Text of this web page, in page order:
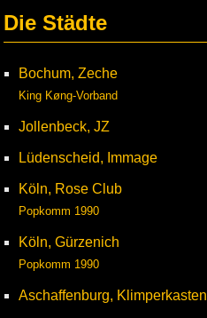
Die Städte
Bochum, Zeche
King Køng-Vorband
Jollenbeck, JZ
Lüdenscheid, Immage
Köln, Rose Club
Popkomm 1990
Köln, Gürzenich
Popkomm 1990
Aschaffenburg, Klimperkasten